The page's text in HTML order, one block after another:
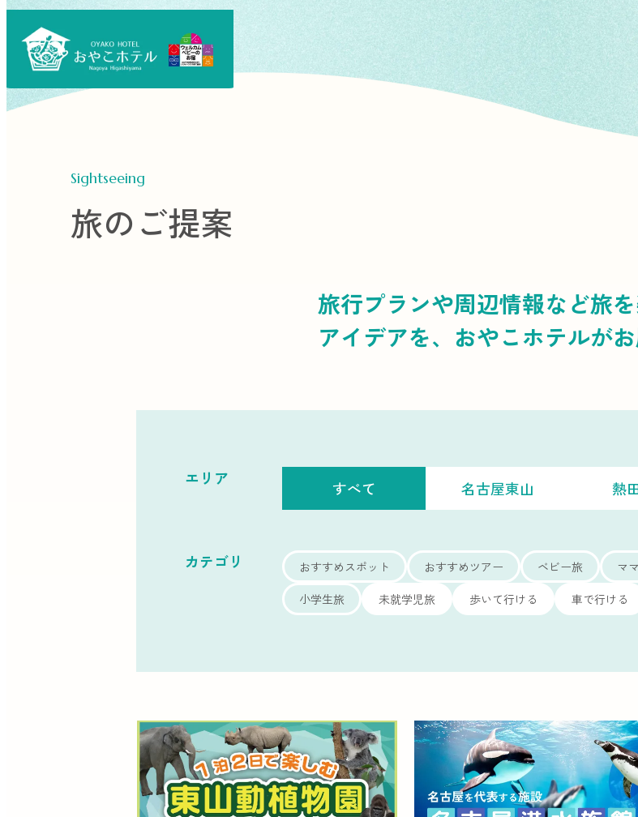
Sightseeing
旅のご提案
旅行プランや周辺情報など旅
アイデアを、 おやこホテルが
エリア
すべて 名古屋東山 熱
カテゴリ おすすめスポット おすすめツアー ベビー旅 マ
小学生旅
未就学児旅 歩いて行ける 車で行ける